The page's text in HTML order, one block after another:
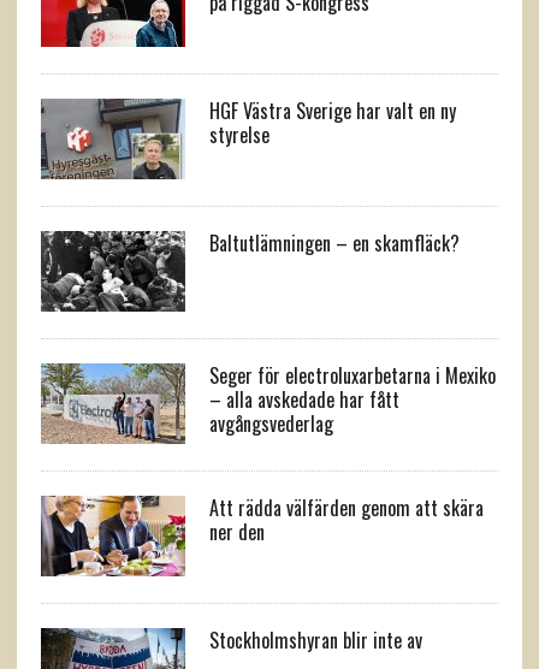
HGF Västra Sverige har valt en ny
styrelse
Baltutlämningen – en skamfläck?
Seger för electroluxarbetarna i Mexiko
– alla avskedade har fått
avgångsvederlag
Att rädda välfärden genom att skära
ner den
Stockholmshyran blir inte av